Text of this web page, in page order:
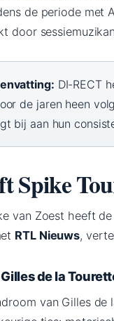
de periode met
door
DI-RECT
de jaren heen
bij aan hun
Spike
van Zoest heeft
RTL Nieuws,
de la
van Gilles de